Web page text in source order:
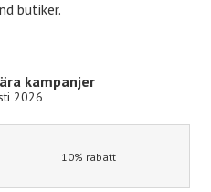
butiker.
kampanjer
2026
10% rabatt